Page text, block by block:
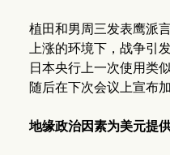
植田和男周三发表鹰派
上涨的环境下，战争引
日本央行上一次使用类
随后在下次会议上宣布加
地缘政治因素为美元提